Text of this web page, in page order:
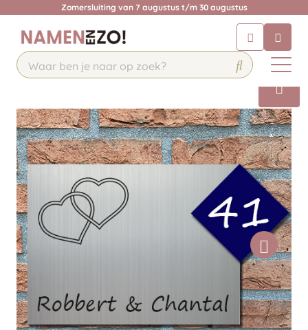
Zomersluiting van 7 augustus t/m 30 augustus
Chat 24/7 met onze chatbot voor
hulp
Contact